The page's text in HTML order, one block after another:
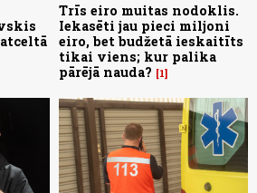
Trīs eiro muitas nodoklis.
Iekasēti jau pieci miljoni
eiro, bet budžetā ieskaitīts
tikai viens; kur palika
pārējā nauda?
1